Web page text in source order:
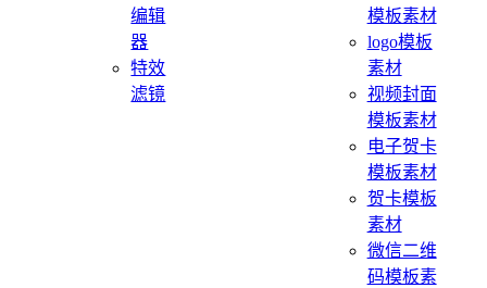
编辑
器
特效
滤镜
模板素材
logo模板
素材
视频封面
模板素材
电子贺卡
模板素材
贺卡模板
素材
微信二维
码模板素